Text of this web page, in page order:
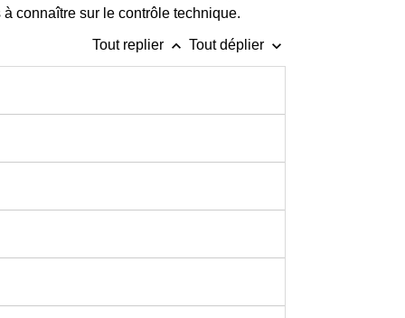
connaître sur le contrôle technique.
Tout replier keyboard_arrow_up Tout déplier keyboard_arrow_down